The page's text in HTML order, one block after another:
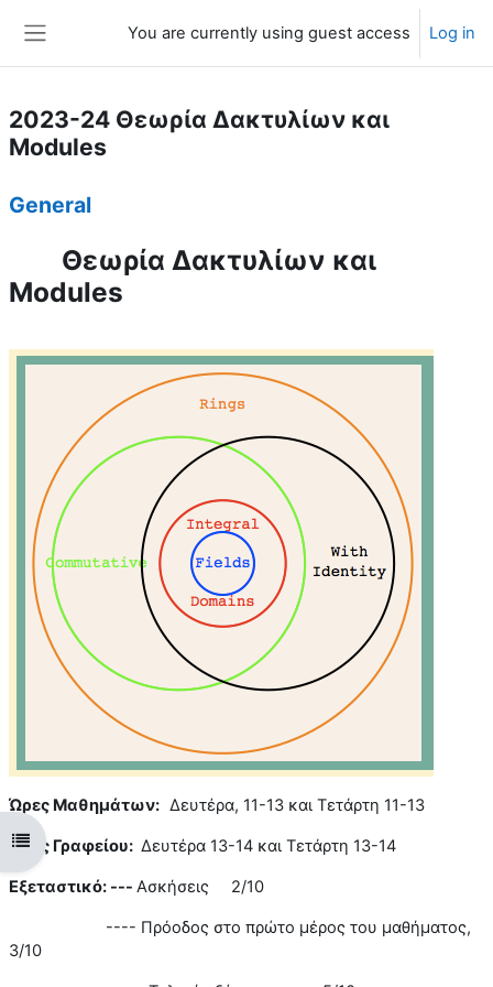
You are currently using guest access Log in
Open course index
2023-24 Θεωρία Δακτυλίων και
Modules
General
Θεωρία Δακτυλίων και
Modules
Ώρες Μαθημάτων: Δευτέρα, 11-13 και Τετάρτη 11-13
Ώρες Γραφείου: Δευτέρα 13-14 και Τετάρτη 13-14
Εξεταστικό: --- Ασκήσεις 2/10
---- Πρόοδος στο πρώτο μέρος του μαθήματος,
3/10